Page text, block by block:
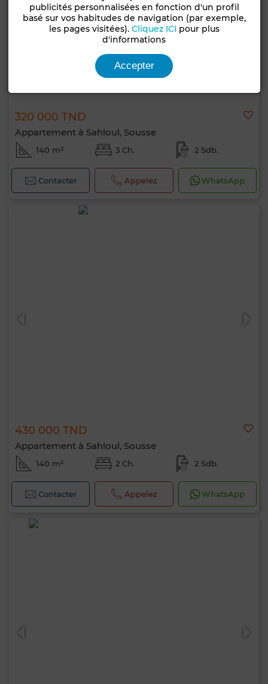
320 000 TND
Appartement à Sahloul, Sousse
140 m² 3 Ch. 2 Sdb.
Contacter Appelez WhatsApp
430 000 TND
Appartement à Sahloul, Sousse
140 m² 2 Ch. 2 Sdb.
Contacter Appelez WhatsApp
publicités personnalisées en fonction d'un profil
basé sur vos habitudes de navigation (par exemple,
les pages visitées). Cliquez ICI pour plus
d'informations
Accepter